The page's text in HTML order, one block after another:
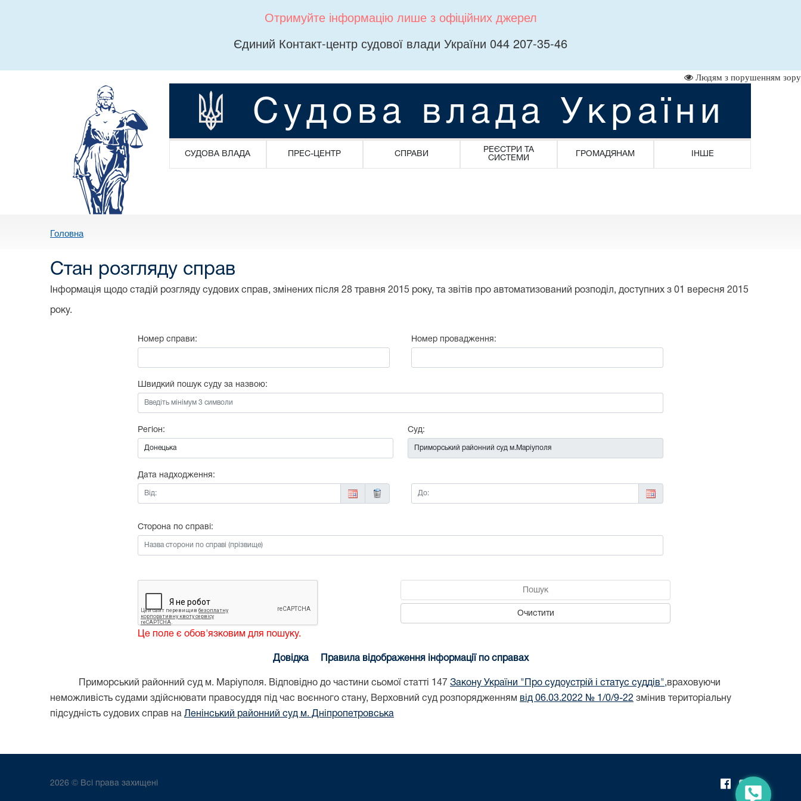
Отримуйте інформацію лише з офіційних джерел
Єдиний Контакт-центр судової влади України 044 207-35-46
Людям з порушенням зору
Судова влада України
СУДОВА ВЛАДА ПРЕС-ЦЕНТР СПРАВИ
РЕЄСТРИ ТА
СИСТЕМИ
ГРОМАДЯНАМ ІНШЕ
Головна
Стан розгляду справ
Інформація щодо стадій розгляду судових справ, змінених після 28 травня 2015 року, та звітів про автоматизований розподіл, доступних з 01 вересня 2015
року.
Номер справи: Номер провадження:
Швидкий пошук суду за назвою:
Регіон: Суд:
Дата надходження:
Від:
До:
Сторона по справі:
Це поле є обов'язковим для пошуку.
Пошук
Очистити
Довідка Правила відображення інформації по справах
Приморський районний суд м. Маріуполя. Відповідно до частини сьомої статті 147 Закону України "Про судоустрій і статус суддів", враховуючи
неможливість судами здійснювати правосуддя під час воєнного стану, Верховний суд розпорядженням від 06.03.2022 № 1/0/9-22 змінив територіальну
підсудність судових справ на Ленінський районний суд м. Дніпропетровська
2026 © Всі права захищені